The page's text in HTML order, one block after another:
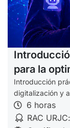
para la
URJC
Introducción
digitalización y
6 horas
RAC